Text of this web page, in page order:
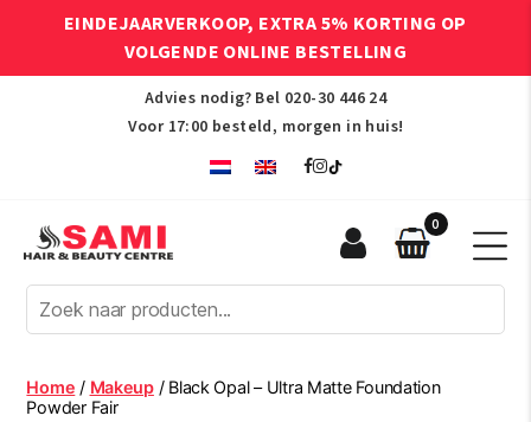
EINDEJAARVERKOOP, EXTRA 5% KORTING OP
VOLGENDE ONLINE BESTELLING
Advies nodig? Bel 020-30 446 24
Voor 17:00 besteld, morgen in huis!
Afro
Hair
Beauty
Centre
0
Home / Makeup/ Black Opal – Ultra Matte Foundation
Powder Fair